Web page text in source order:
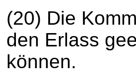
(20) Die
den Erlass
können.